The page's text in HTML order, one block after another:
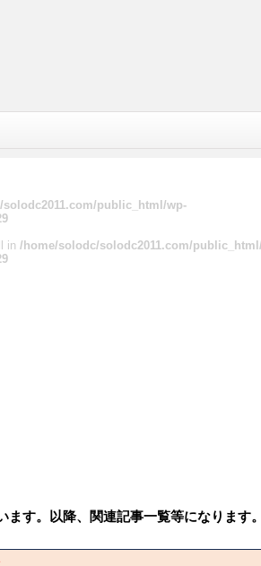
public_html/wp-
in /home/solodc/solodc2011.com/
す。以降、関連記事一覧等になります。